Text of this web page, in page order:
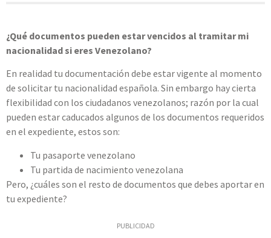
¿Qué documentos pueden estar vencidos al tramitar mi
nacionalidad si eres Venezolano?
En realidad tu documentación debe estar vigente al momento
de solicitar tu nacionalidad española. Sin embargo hay cierta
flexibilidad con los ciudadanos venezolanos; razón por la cual
pueden estar caducados algunos de los documentos requeridos
en el expediente, estos son:
Tu pasaporte venezolano
Tu partida de nacimiento venezolana
Pero, ¿cuáles son el resto de documentos que debes aportar en
tu expediente?
PUBLICIDAD